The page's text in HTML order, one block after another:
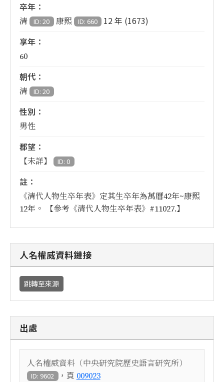
卒年：
清 ID: 20 康熙 ID: 660
12 年 (1673)
享年：
60
朝代：
清 ID: 20
性別：
男性
郡望：
【未詳】 ID: 0
註：
《清代人物生卒年表》定其生卒年為萬曆42年~康熙
12年。 【參考《清代人物生卒年表》#11027.】
人名權威資料鏈接
跳轉至來源
出處
人名權威資料（中央研究院歷史語言研究所）
ID: 9602 ，頁 009023